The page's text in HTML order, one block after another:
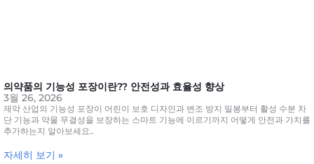
의약품의 기능성 포장이란?? 안전성과 효율성 향상
3월 26, 2026
제약 산업의 기능성 포장이 어린이 보호 디자인과 변조 방지 밀봉부터 활성 수분 차
단 기능과 약물 무결성을 보장하는 스마트 기능에 이르기까지 어떻게 안전과 가치를
추가하는지 알아보세요..
자세히 보기 »